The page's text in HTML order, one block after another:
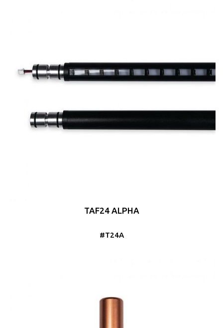
TAF24 ALPHA
#T24A